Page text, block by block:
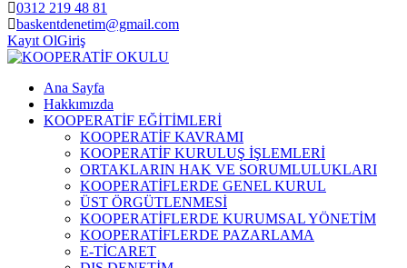
0312 219 48 81
baskentdenetim@gmail.com
Kayıt OlGiriş
Ana Sayfa
Hakkımızda
KOOPERATİF EĞİTİMLERİ
KOOPERATİF KAVRAMI
KOOPERATİF KURULUŞ İŞLEMLERİ
ORTAKLARIN HAK VE SORUMLULUKLARI
KOOPERATİFLERDE GENEL KURUL
ÜST ÖRGÜTLENMESİ
KOOPERATİFLERDE KURUMSAL YÖNETİM
KOOPERATİFLERDE PAZARLAMA
E-TİCARET